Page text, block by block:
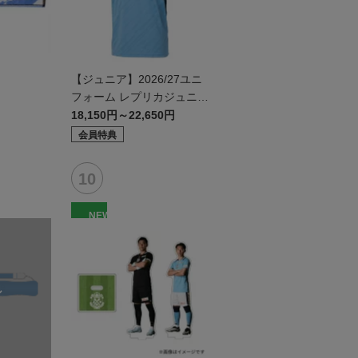
【ジュニア】2026/27ユニ
フォーム レプリカジュニア
モデル:FP1st
18,150円～22,650円
会員特典
NEW